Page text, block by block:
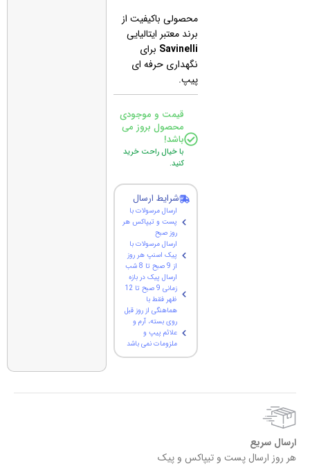
محصولی باکیفیت از
برند معتبر ایتالیایی
Savinelli برای
نگهداری حرفه‌ ای
پیپ.
قیمت و موجودی
محصول بروز می
باشد!
با خیال راحت خرید
کنید.
شرایط ارسال
ارسال مرسولات با
پست و تیپاکس هر
روز صبح
ارسال مرسولات با
پیک اسنپ هر روز
از 9 صبح تا 8 شب
ارسال پیک در بازه
زمانی 9 صبح تا 12
ظهر فقط با
هماهنگی از روز قبل
روی بسته، آرم و
علائم پیپ و
ملزومات نمی باشد
ارسال سریع
هر روز ارسال پست و تیپاکس و پیک